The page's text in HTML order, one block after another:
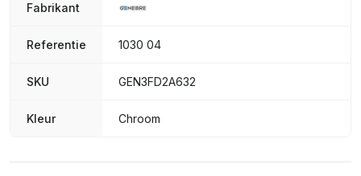
Fabrikant
Referentie 1030 04
SKU GEN3FD2A632
Kleur Chroom